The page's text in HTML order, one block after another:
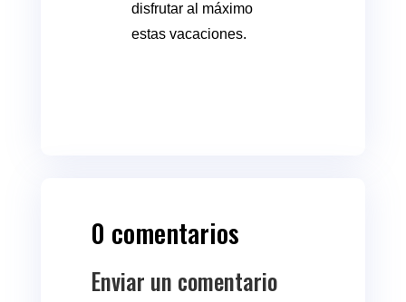
disfrutar al máximo
estas vacaciones.
0 comentarios
Enviar un comentario